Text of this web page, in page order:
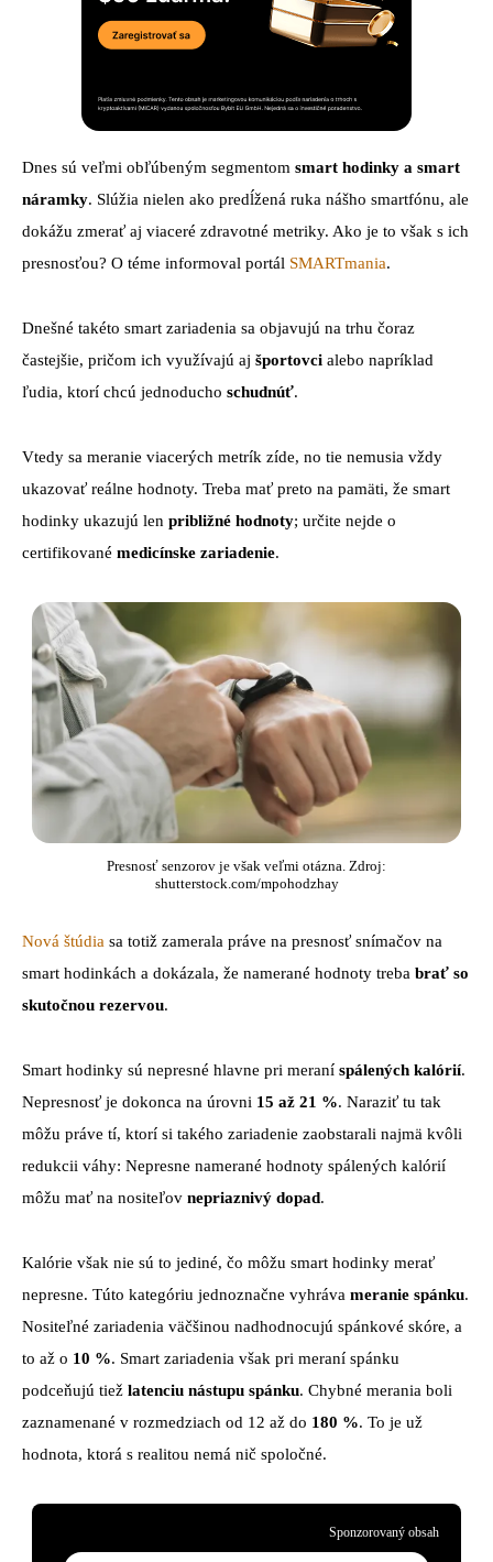
Dnes sú veľmi obľúbeným segmentom smart hodinky a smart
náramky. Slúžia nielen ako predĺžená ruka nášho smartfónu, ale
dokážu zmerať aj viaceré zdravotné metriky. Ako je to však s ich
presnosťou? O téme informoval portál SMARTmania.
Dnešné takéto smart zariadenia sa objavujú na trhu čoraz
častejšie, pričom ich využívajú aj športovci alebo napríklad
ľudia, ktorí chcú jednoducho schudnúť.
Vtedy sa meranie viacerých metrík zíde, no tie nemusia vždy
ukazovať reálne hodnoty. Treba mať preto na pamäti, že smart
hodinky ukazujú len približné hodnoty; určite nejde o
certifikované medicínske zariadenie.
Presnosť senzorov je však veľmi otázna. Zdroj:
shutterstock.com/mpohodzhay
Nová štúdia sa totiž zamerala práve na presnosť snímačov na
smart hodinkách a dokázala, že namerané hodnoty treba brať so
skutočnou rezervou.
Smart hodinky sú nepresné hlavne pri meraní spálených kalórií.
Nepresnosť je dokonca na úrovni 15 až 21 %. Naraziť tu tak
môžu práve tí, ktorí si takého zariadenie zaobstarali najmä kvôli
redukcii váhy: Nepresne namerané hodnoty spálených kalórií
môžu mať na nositeľov nepriaznivý dopad.
Kalórie však nie sú to jediné, čo môžu smart hodinky merať
nepresne. Túto kategóriu jednoznačne vyhráva meranie spánku.
Nositeľné zariadenia väčšinou nadhodnocujú spánkové skóre, a
to až o 10 %. Smart zariadenia však pri meraní spánku
podceňujú tiež latenciu nástupu spánku. Chybné merania boli
zaznamenané v rozmedziach od 12 až do 180 %. To je už
hodnota, ktorá s realitou nemá nič spoločné.
Sponzorovaný obsah